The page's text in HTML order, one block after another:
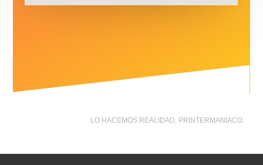
LO HACEMOS REALIDAD, PRINTERMANIACO.